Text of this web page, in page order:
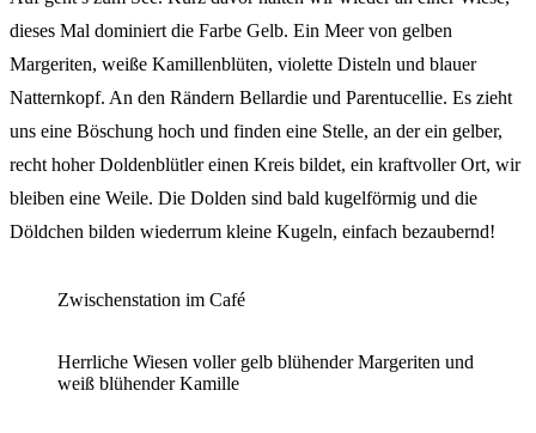
dieses Mal dominiert die Farbe Gelb. Ein Meer von gelben
Margeriten, weiße Kamillenblüten, violette Disteln und blauer
Natternkopf. An den Rändern Bellardie und Parentucellie. Es zieht
uns eine Böschung hoch und finden eine Stelle, an der ein gelber,
recht hoher Doldenblütler einen Kreis bildet, ein kraftvoller Ort, wir
bleiben eine Weile. Die Dolden sind bald kugelförmig und die
Döldchen bilden wiederrum kleine Kugeln, einfach bezaubernd!
Zwischenstation im Café
Herrliche Wiesen voller gelb blühender Margeriten und
weiß blühender Kamille